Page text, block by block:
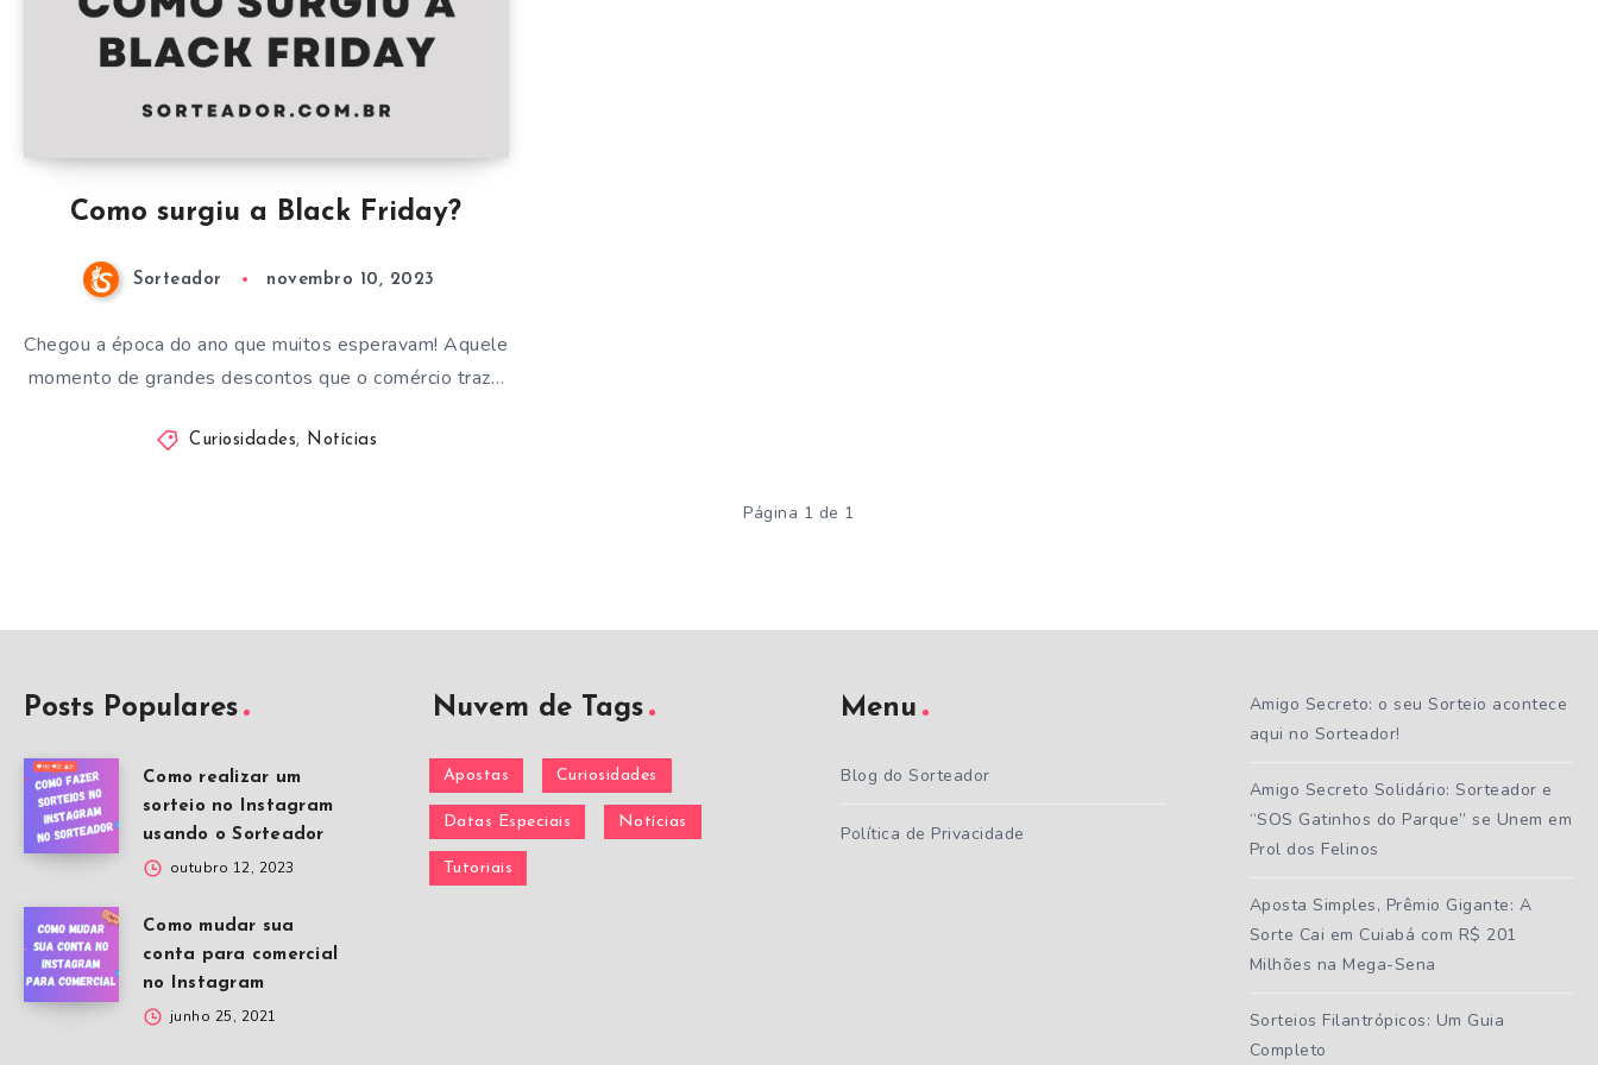
Como surgiu a Black Friday?
Sorteador novembro 10, 2023
Chegou a época do ano que muitos esperavam! Aquele
momento de grandes descontos que o comércio traz…
Curiosidades, Notícias
Página 1 de 1
Posts Populares
Como realizar um
sorteio no Instagram
usando o Sorteador
outubro 12, 2023
Como mudar sua
conta para comercial
no Instagram
junho 25, 2021
Nuvem de Tags
Apostas Curiosidades
Datas Especiais Notícias
Tutoriais
Menu
Blog do Sorteador
Política de Privacidade
Amigo Secreto: o seu Sorteio acontece
aqui no Sorteador!
Amigo Secreto Solidário: Sorteador e
“SOS Gatinhos do Parque” se Unem em
Prol dos Felinos
Aposta Simples, Prêmio Gigante: A
Sorte Cai em Cuiabá com R$ 201
Milhões na Mega-Sena
Sorteios Filantrópicos: Um Guia
Completo